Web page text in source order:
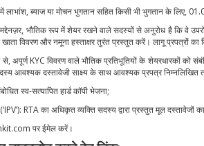
लाभांश, ब्याज या मोचन भुगतान सहित किसी भी भुगतान के लिए,
भौतिक रूप में शेयर रखने वाले सदस्यों से अनुरोध है कि वे
विवरण और नमूना हस्ताक्षर तुरंत प्रस्तुत करें। लागू प्रपत्रों
से, अपूर्ण KYC विवरण वाले भौतिक प्रतिभूतियों के शेयरधारकों
आवश्यक दस्तावेजी साक्ष्य के साथ आवश्यक प्रपत्र
स्व-सत्यापित हार्ड कॉपी भेजना;
RTA का अधिकृत व्यक्ति सदस्य द्वारा प्रस्तुत मूल
पर ईमेल करें।